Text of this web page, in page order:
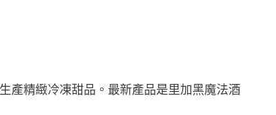
產精緻冷凍甜品。最新產品是里加黑魔法酒